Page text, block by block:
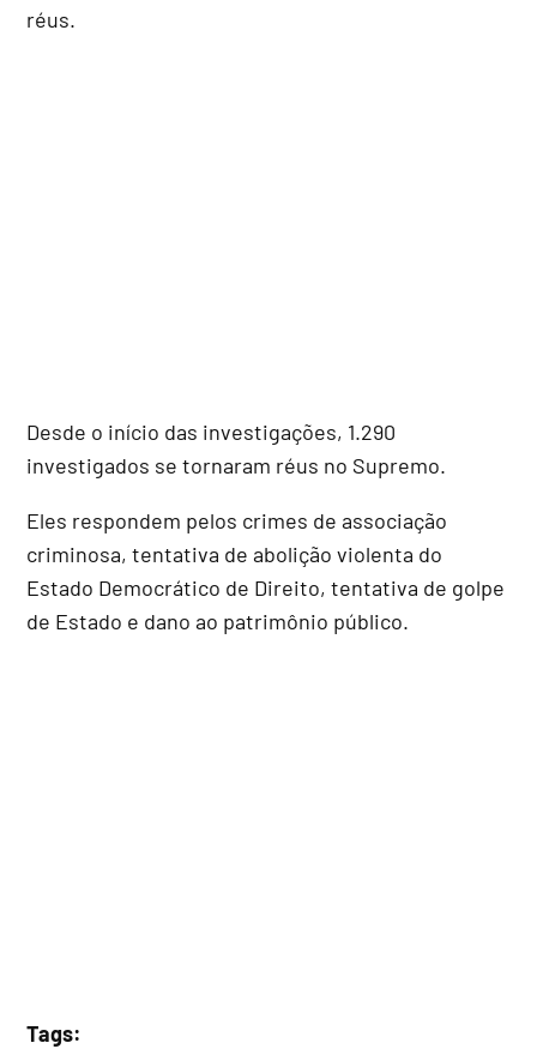
réus.
Desde o início das investigações, 1.290
investigados se tornaram réus no Supremo.
Eles respondem pelos crimes de associação
criminosa, tentativa de abolição violenta do
Estado Democrático de Direito, tentativa de golpe
de Estado e dano ao patrimônio público.
Tags: